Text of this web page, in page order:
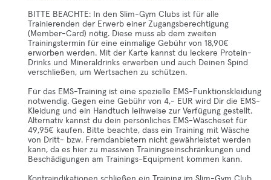
BITTE BEACHTE: In den Slim-Gym Clubs ist für alle
Trainierenden der Erwerb einer Zugangsberechtigung
(Member-Card) nötig. Diese muss ab dem zweiten
Trainingstermin für eine einmalige Gebühr von 18,90€
erworben werden. Mit der Karte kannst du leckere Protein-
Drinks und Mineraldrinks erwerben und auch Deinen Spind
verschließen, um Wertsachen zu schützen.
Für das EMS-Training ist eine spezielle EMS-Funktionskleidung
notwendig. Gegen eine Gebühr von 4,- EUR wird Dir die EMS-
Kleidung und ein Handtuch leihweise zur Verfügung gestellt.
Alternativ kannst du dein persönliches EMS-Wäscheset für
49,95€ kaufen. Bitte beachte, dass ein Training mit Wäsche
von Dritt- bzw. Fremdanbietern nicht gewährleistet werden
kann, da es hier zu massiven Trainingseinschränkungen und
Beschädigungen am Trainings-Equipment kommen kann.